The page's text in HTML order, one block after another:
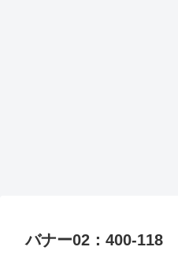
バナー02：400-118